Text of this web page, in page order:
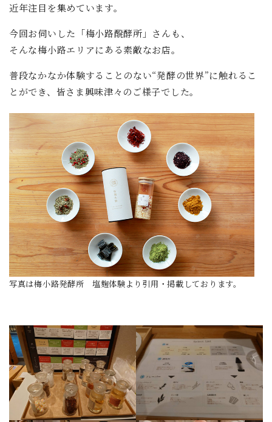
近年注目を集めています。
今回お伺いした「梅小路醗酵所」さんも、
そんな梅小路エリアにある素敵なお店。
普段なかなか体験することのない“発酵の世界”に触れるこ
とができ、皆さま興味津々のご様子でした。
写真は梅小路発酵所 塩麹体験より引用・掲載しております。